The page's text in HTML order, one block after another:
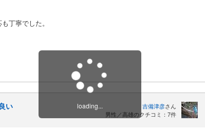
丁寧でした。
い 吉備津彦さん
男性／高雄のクチコミ：7件
loading...